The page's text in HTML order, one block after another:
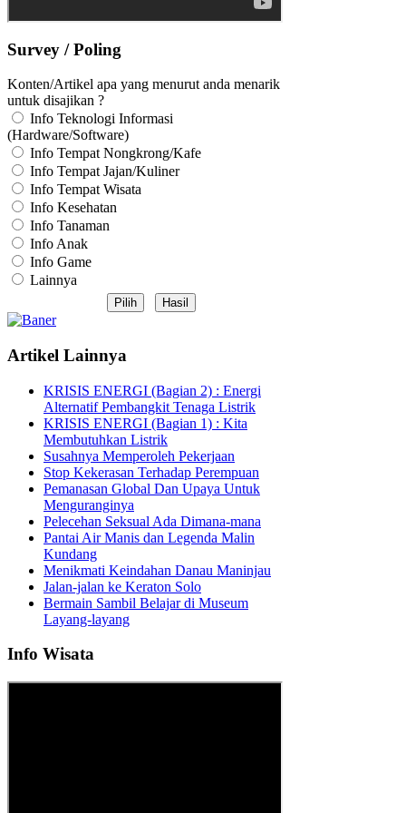
Survey / Poling
Konten/Artikel apa yang menurut anda menarik
untuk disajikan ?
Info Teknologi Informasi
(Hardware/Software)
Info Tempat Nongkrong/Kafe
Info Tempat Jajan/Kuliner
Info Tempat Wisata
Info Kesehatan
Info Tanaman
Info Anak
Info Game
Lainnya
Artikel Lainnya
KRISIS ENERGI (Bagian 2) : Energi
Alternatif Pembangkit Tenaga Listrik
KRISIS ENERGI (Bagian 1) : Kita
Membutuhkan Listrik
Susahnya Memperoleh Pekerjaan
Stop Kekerasan Terhadap Perempuan
Pemanasan Global Dan Upaya Untuk
Menguranginya
Pelecehan Seksual Ada Dimana-mana
Pantai Air Manis dan Legenda Malin
Kundang
Menikmati Keindahan Danau Maninjau
Jalan-jalan ke Keraton Solo
Bermain Sambil Belajar di Museum
Layang-layang
Info Wisata